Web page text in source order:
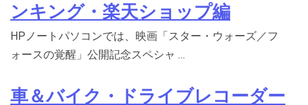
ンキング・楽天ショップ編
HPノートパソコンでは、映画「スター・ウォーズ／フ
ォースの覚醒」公開記念スペシャ …
車＆バイク・ドライブレコーダー